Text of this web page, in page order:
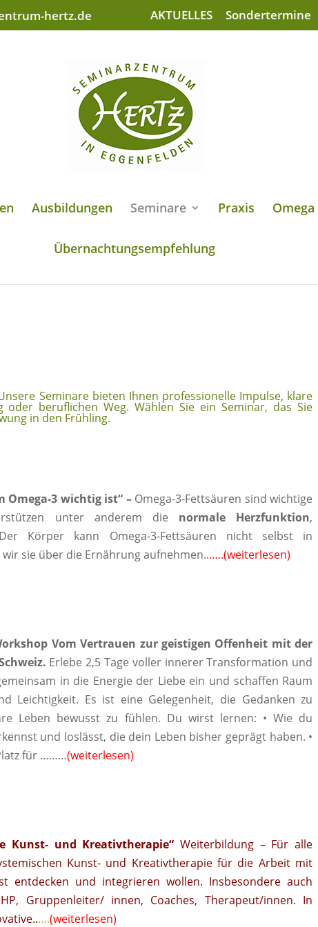
hertz.de AKTUELLES Sondertermine
Ausbildungen Seminare Praxis Omega
Übernachtungsempfehlung
Seminare bieten Ihnen professionelle Impulse, klare
beruflichen Weg. Wählen Sie ein Seminar, das Sie
in den Frühling.
Omega-3 wichtig ist“ – Omega-3-Fettsäuren sind wichtige
unter anderem die normale Herzfunktion,
Körper kann Omega-3-Fettsäuren nicht selbst in
sie über die Ernährung aufnehmen..…..(weiterlesen)
Vom Vertrauen zur geistigen Offenheit mit der
Erlebe 2,5 Tage voller innerer Transformation und
in die Energie der Liebe ein und schaffen Raum
Leichtigkeit. Es ist eine Gelegenheit, die Gedanken zu
Leben bewusst zu fühlen. Du wirst lernen: • Wie du
und loslässt, die dein Leben bisher geprägt haben. •
für ………(weiterlesen)
Kunst- und Kreativtherapie“ Weiterbildung – Für alle
Kunst- und Kreativtherapie für die Arbeit mit
entdecken und integrieren wollen. Insbesondere auch
Gruppenleiter/ innen, Coaches, Therapeut/innen. In
….(weiterlesen)